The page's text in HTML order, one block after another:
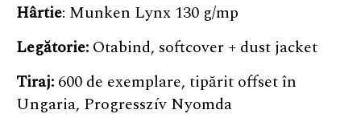
Hârtie: Munken Lynx 130 g/mp
Legătorie: Otabind, softcover + dust jacket
Tiraj: 600 de exemplare, tipărit offset în
Ungaria, Progresszív Nyomda